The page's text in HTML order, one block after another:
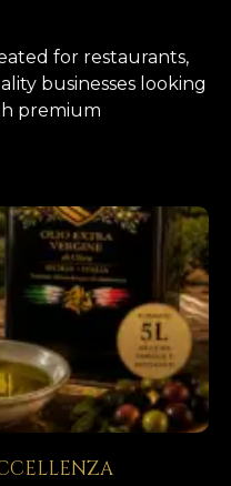
for restaurants,
businesses looking
premium